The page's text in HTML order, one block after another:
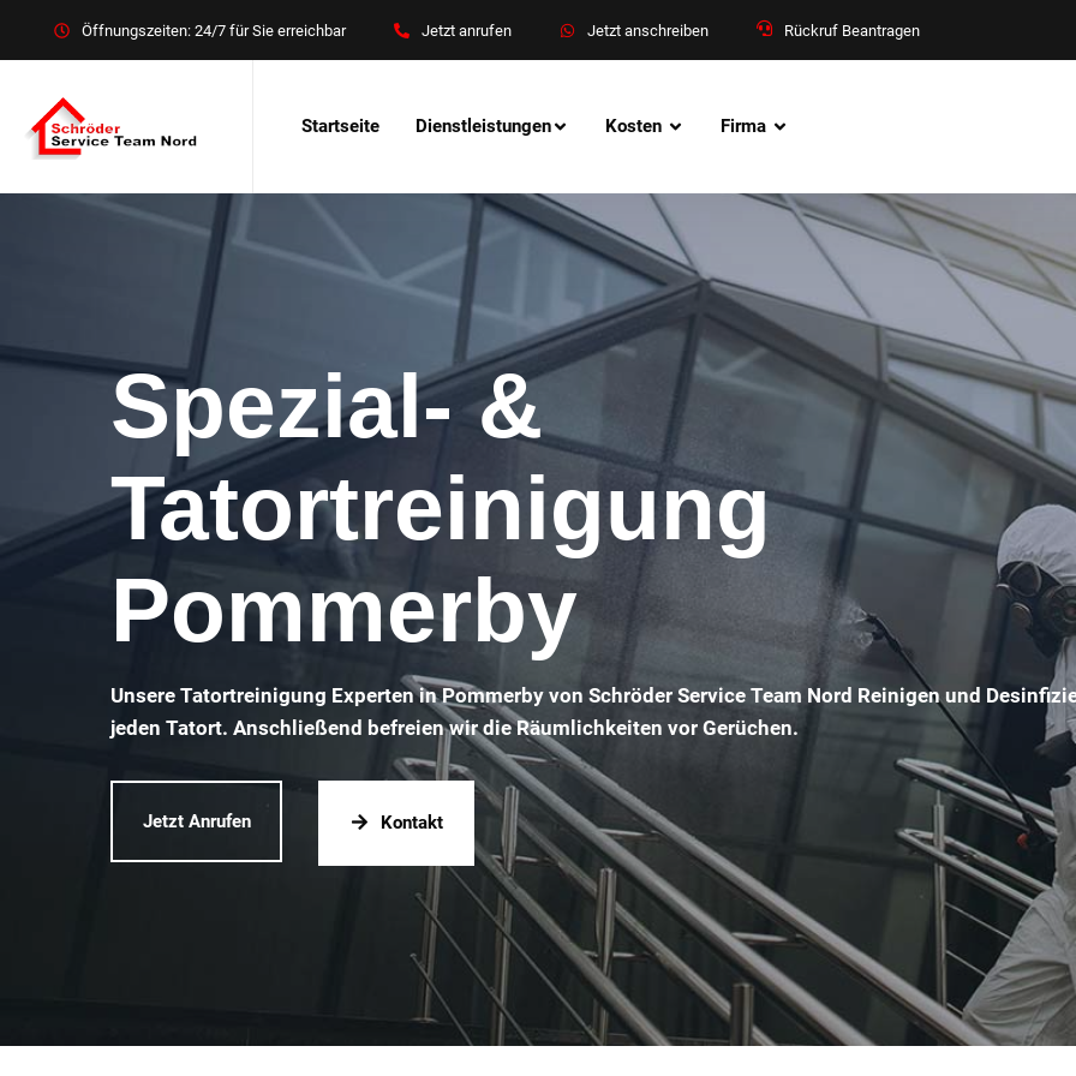
Öffnungszeiten: 24/7 für Sie erreichbar Jetzt anrufen Jetzt anschreiben Rückruf Beantragen
Startseite Dienstleistungen Kosten Firma
Spezial- &
Tatortreinigung
Pommerby
Unsere Tatortreinigung Experten in Pommerby von Schröder Service Team Nord Reinigen und
jeden Tatort. Anschließend befreien wir die Räumlichkeiten vor Gerüchen.
Jetzt Anrufen Kontakt